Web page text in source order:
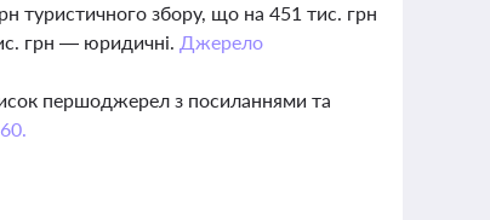
туристичного збору, що на 451 тис. грн
грн — юридичні. Джерело
першоджерел з посиланнями та